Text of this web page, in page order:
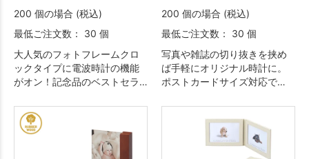
200 個の場合 (税込)
最低ご注文数： 30 個
大人気のフォトフレームクロ
ックタイプに電波時計の機能
がオン！記念品のベストセラ
200 個の場合 (税込)
最低ご注文数： 30 個
写真や雑誌の切り抜きを挟め
ば手軽にオリジナル時計に。
ポストカードサイズ対応で